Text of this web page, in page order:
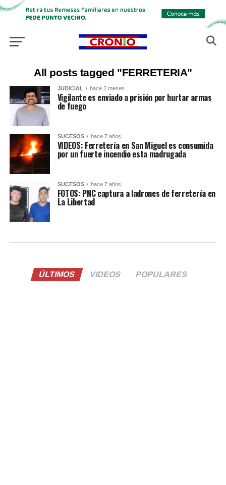
All posts tagged "FERRETERIA"
JUDICIAL hace 2 meses
Vigilante es enviado a prisión por hurtar armas
de fuego
SUCESOS hace 7 años
VIDEOS: Ferretería en San Miguel es consumida
por un fuerte incendio esta madrugada
SUCESOS hace 7 años
FOTOS: PNC captura a ladrones de ferretería en
La Libertad
ÚLTIMOS VIDEOS POPULARES